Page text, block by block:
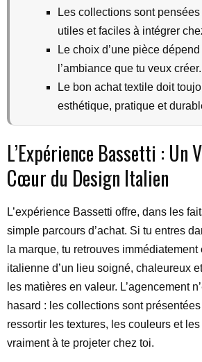
Les collections sont
utiles et faciles à intégrer
Le choix d’une pièce
l’ambiance que tu veux créer.
Le bon achat textile doit
esthétique, pratique et
L’Expérience Bassetti : Un
Cœur du Design Italien
L’expérience Bassetti offre, dans les
simple parcours d’achat. Si tu entres
la marque, tu retrouves
italienne d’un lieu soigné, chaleureux
les matières en valeur. L’agencement
hasard : les collections sont
ressortir les textures, les couleurs et
vraiment à te projeter chez toi.